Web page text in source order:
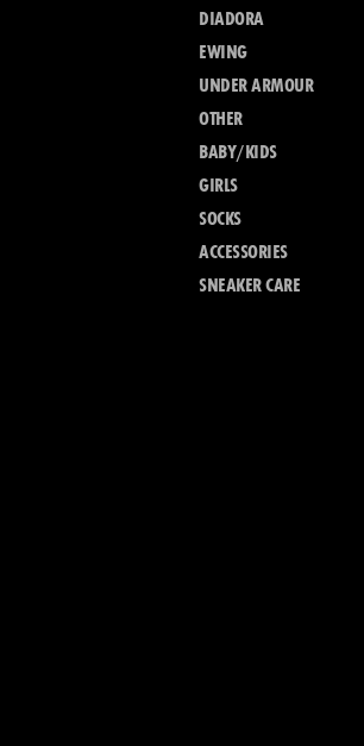
DIADORA
EWING
UNDER ARMOUR
OTHER
BABY/KIDS
GIRLS
SOCKS
ACCESSORIES
SNEAKER CARE